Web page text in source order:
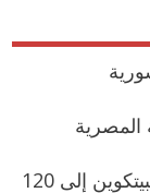
المصرية
ستاندرد تشارترد: توقعات بارتفاع اسعار البيتكوين إلى 120